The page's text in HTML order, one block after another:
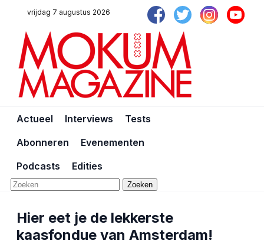
vrijdag 7 augustus 2026
Actueel Interviews
Tests
Abonneren
Evenementen
Podcasts
Edities
Zoeken
Hier eet je de lekkerste
kaasfondue van Amsterdam!